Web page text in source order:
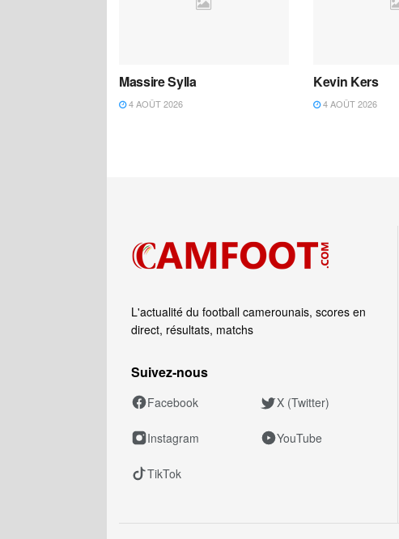
Massire Sylla
4 AOÛT 2026
Kevin Kers
4 AOÛT 2026
L'actualité du football camerounais, scores en
direct, résultats, matchs
Suivez‑nous
Facebook X (Twitter)
Instagram YouTube
TikTok